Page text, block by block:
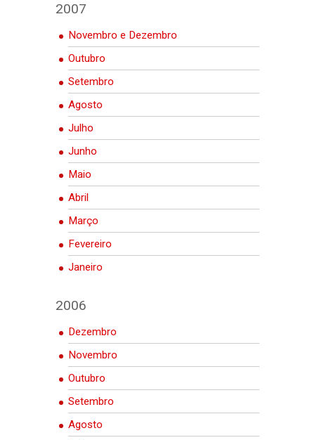
2007
Novembro e Dezembro
Outubro
Setembro
Agosto
Julho
Junho
Maio
Abril
Março
Fevereiro
Janeiro
2006
Dezembro
Novembro
Outubro
Setembro
Agosto